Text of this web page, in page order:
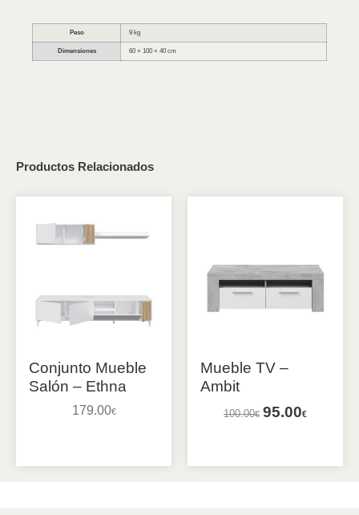
Productos Relacionados
Conjunto Mueble
Salón – Ethna
179.00€
Mueble TV –
Ambit
100.00€ 95.00€
Peso 9 kg
Dimensiones 60 × 100 × 40 cm